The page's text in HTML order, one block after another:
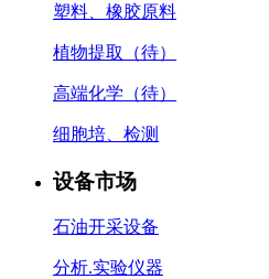
塑料、橡胶原料
植物提取（待）
高端化学（待）
细胞培、检测
设备市场
石油开采设备
分析.实验仪器